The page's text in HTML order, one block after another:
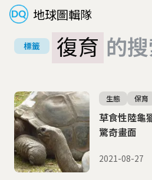
地球圖輯隊
標籤 復育 的
草食性陸龜
驚奇畫面
生態 保育
2021-08-27